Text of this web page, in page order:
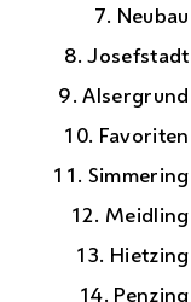
7. Neubau
8. Josefstadt
9. Alsergrund
10. Favoriten
11. Simmering
12. Meidling
13. Hietzing
14. Penzing